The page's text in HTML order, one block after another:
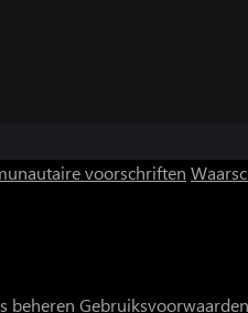
voorschriften
beheren Gebruiksvoorwaarden